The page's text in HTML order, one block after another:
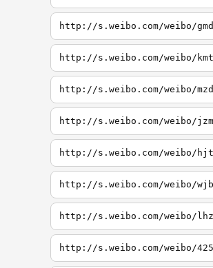
http://s.weibo.com/weibo/gmd
http://s.weibo.com/weibo/kmt
http://s.weibo.com/weibo/mzd
http://s.weibo.com/weibo/jzm
http://s.weibo.com/weibo/hjt
http://s.weibo.com/weibo/wjb
http://s.weibo.com/weibo/lhz
http://s.weibo.com/weibo/425